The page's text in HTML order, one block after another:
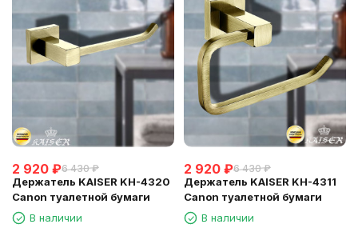
2 920 ₽6 430 ₽
Держатель KAISER KH-4320
Canon туалетной бумаги
В наличии
2 920 ₽6 430 ₽
Держатель KAISER KH-4311
Canon туалетной бумаги
В наличии